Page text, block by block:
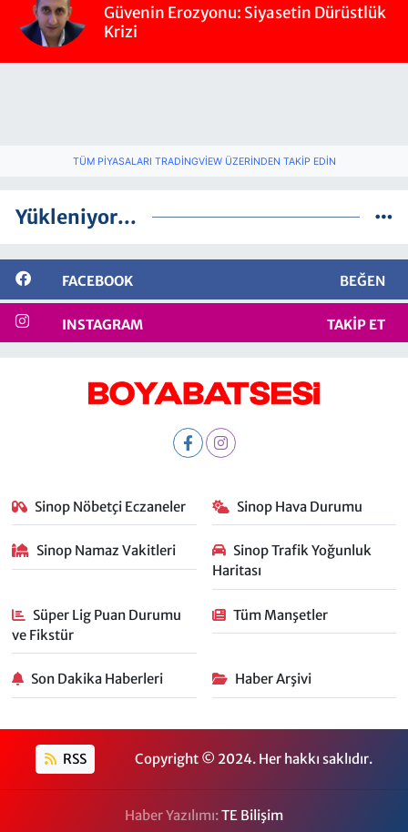
Güvenin Erozyonu: Siyasetin Dürüstlük
Krizi
TÜM PIYASALARI TRADINGVIEW ÜZERINDEN TAKIP EDIN
Yükleniyor...
FACEBOOK BEĞEN
INSTAGRAM TAKIP ET
Sinop Nöbetçi Eczaneler Sinop Hava Durumu
Sinop Namaz Vakitleri
Sinop Trafik Yoğunluk
Haritası
Süper Lig Puan Durumu
ve Fikstür
Tüm Manşetler
Son Dakika Haberleri Haber Arşivi
RSS Copyright © 2024. Her hakkı saklıdır.
Haber Yazılımı:TE Bilişim